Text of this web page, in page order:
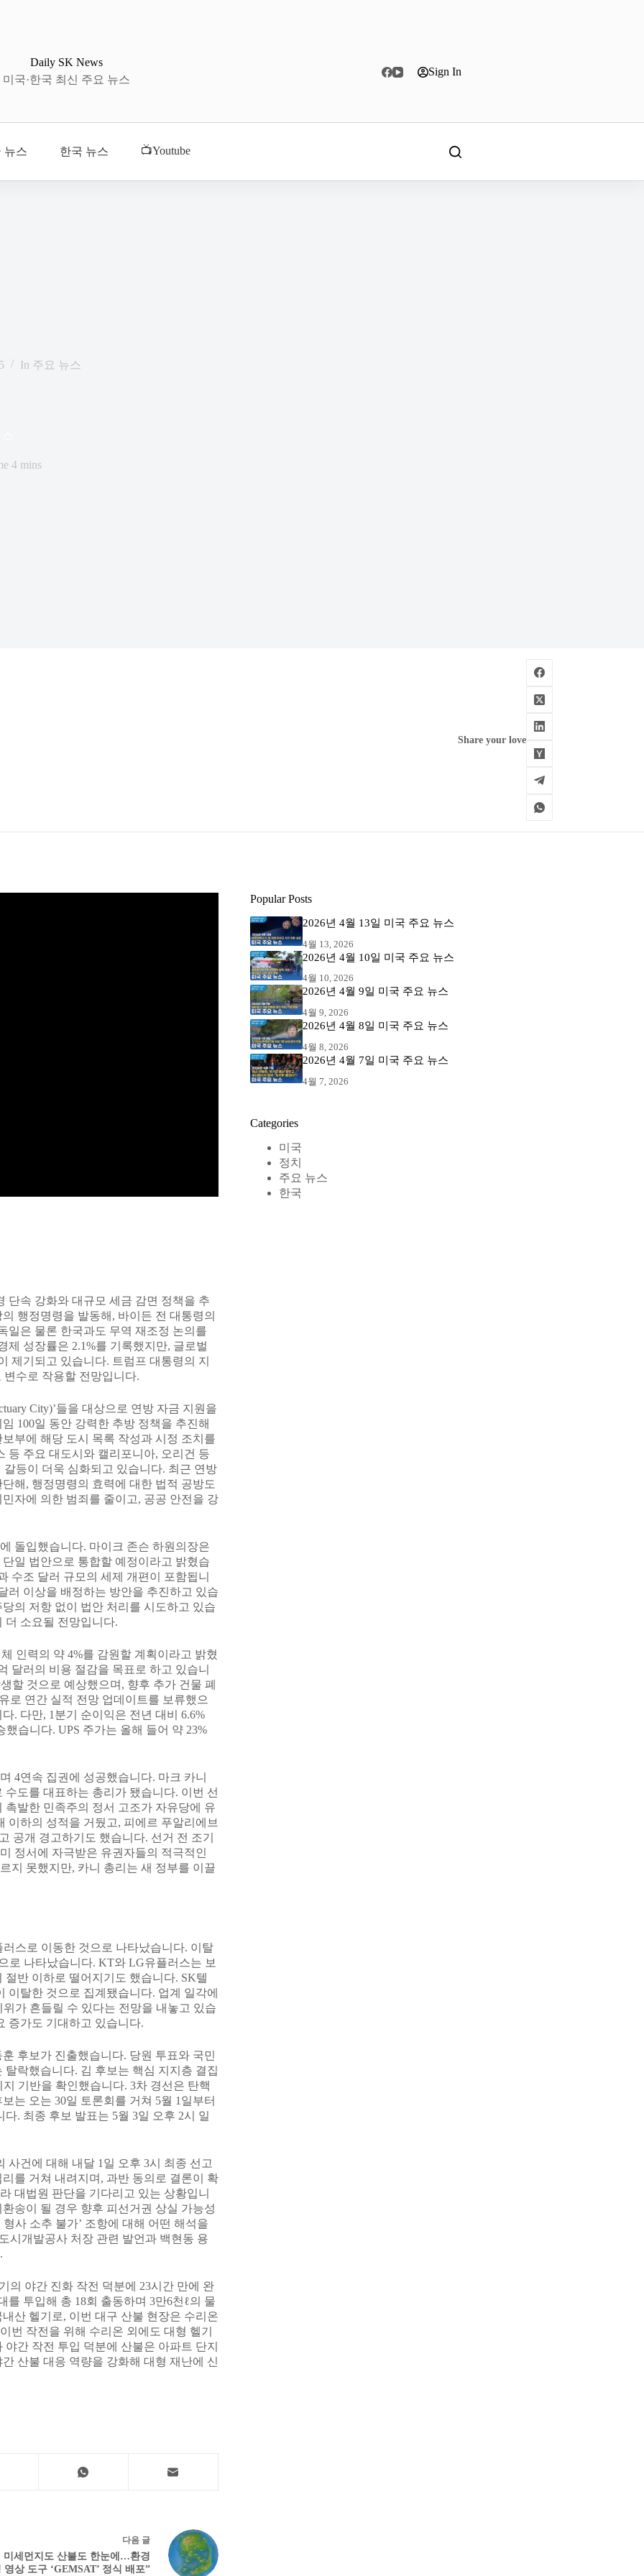
Daily SK News
미국·한국 최신 주요 뉴스
Sign In
뉴스 한국 뉴스 📺Youtube
In 주요 뉴스
4 mins
Share your love
단속 강화와 대규모 세금 감면 정책을 추
행정명령을 발동해, 바이든 전 대통령의
일은 물론 한국과도 무역 재조정 논의를
성장률은 2.1%를 기록했지만, 글로벌
제기되고 있습니다. 트럼프 대통령의 지
변수로 작용할 전망입니다.
City)’들을 대상으로 연방 자금 지원을
100일 동안 강력한 추방 정책을 추진해
부에 해당 도시 목록 작성과 시정 조치를
등 주요 대도시와 캘리포니아, 오리건 등
갈등이 더욱 심화되고 있습니다. 최근 연방
해, 행정명령의 효력에 대한 법적 공방도
자에 의한 범죄를 줄이고, 공공 안전을 강
돌입했습니다. 마이크 존슨 하원의장은
일 법안으로 통합할 예정이라고 밝혔습
수조 달러 규모의 세제 개편이 포함됩니
러 이상을 배정하는 방안을 추진하고 있습
당의 저항 없이 법안 처리를 시도하고 있습
더 소요될 전망입니다.
인력의 약 4%를 감원할 계획이라고 밝혔
달러의 비용 절감을 목표로 하고 있습니
할 것으로 예상했으며, 향후 추가 건물 폐
로 연간 실적 전망 업데이트를 보류했으
. 다만, 1분기 순이익은 전년 대비 6.6%
습니다. UPS 주가는 올해 들어 약 23%
4연속 집권에 성공했습니다. 마크 카니
도를 대표하는 총리가 됐습니다. 이번 선
발한 민족주의 정서 고조가 자유당에 유
이하의 성적을 거뒀고, 피에르 푸알리에브
공개 경고하기도 했습니다. 선거 전 조기
정서에 자극받은 유권자들의 적극적인
지 못했지만, 카니 총리는 새 정부를 이끌
스로 이동한 것으로 나타났습니다. 이탈
로 나타났습니다. KT와 LG유플러스는 보
반 이하로 떨어지기도 했습니다. SK텔
이탈한 것으로 집계됐습니다. 업계 일각에
가 흔들릴 수 있다는 전망을 내놓고 있습
증가도 기대하고 있습니다.
후보가 진출했습니다. 당원 투표와 국민
락했습니다. 김 후보는 핵심 지지층 결집
기반을 확인했습니다. 3차 경선은 탄핵
는 오는 30일 토론회를 거쳐 5월 1일부터
. 최종 후보 발표는 5월 3일 오후 2시 일
건에 대해 내달 1일 오후 3시 최종 선고
를 거쳐 내려지며, 과반 동의로 결론이 확
대법원 판단을 기다리고 있는 상황입니
송이 될 경우 향후 피선거권 상실 가능성
사 소추 불가’ 조항에 대해 어떤 해석을
시개발공사 처장 관련 발언과 백현동 용
의 야간 진화 작전 덕분에 23시간 만에 완
투입해 총 18회 출동하며 3만6천ℓ의 물
산 헬기로, 이번 대구 산불 현장은 수리온
번 작전을 위해 수리온 외에도 대형 헬기
간 작전 투입 덕분에 산불은 아파트 단지
산불 대응 역량을 강화해 대형 재난에 신
다음 글
미세먼지도 산불도 한눈에…환경
영상 도구 ‘GEMSAT’ 정식 배포”
Popular Posts
2026년 4월 13일 미국 주요 뉴스
4월 13, 2026
2026년 4월 10일 미국 주요 뉴스
4월 10, 2026
2026년 4월 9일 미국 주요 뉴스
4월 9, 2026
2026년 4월 8일 미국 주요 뉴스
4월 8, 2026
2026년 4월 7일 미국 주요 뉴스
4월 7, 2026
Categories
미국
정치
주요 뉴스
한국